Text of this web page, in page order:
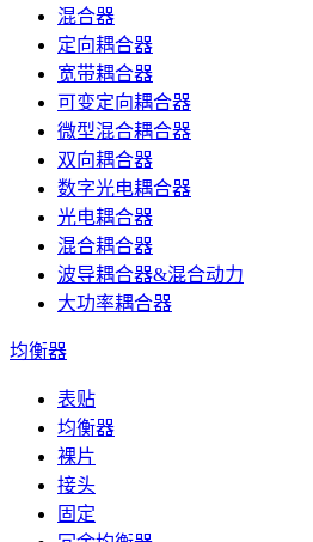
混合器
定向耦合器
宽带耦合器
可变定向耦合器
微型混合耦合器
双向耦合器
数字光电耦合器
光电耦合器
混合耦合器
波导耦合器&混合动力
大功率耦合器
均衡器
表贴
均衡器
裸片
接头
固定